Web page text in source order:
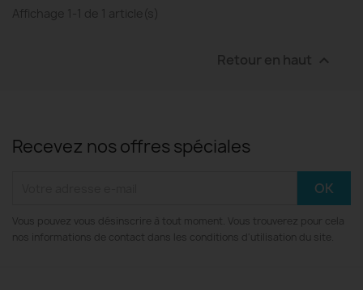
Affichage 1-1 de 1 article(s)
Retour en haut 
Recevez nos offres spéciales
Vous pouvez vous désinscrire à tout moment. Vous trouverez pour cela
nos informations de contact dans les conditions d'utilisation du site.